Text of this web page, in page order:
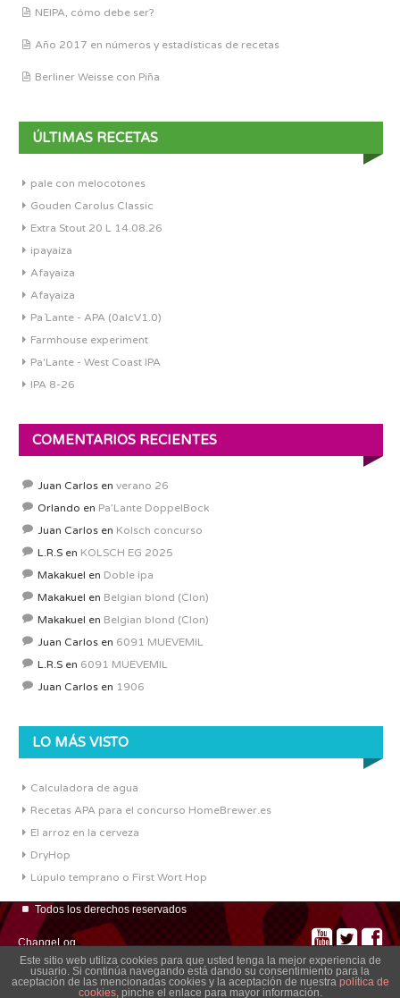
NEIPA, cómo debe ser?
Año 2017 en números y estadísticas de recetas
Berliner Weisse con Piña
ÚLTIMAS RECETAS
pale con melocotones
Gouden Carolus Classic
Extra Stout 20 L 14.08.26
ipayaiza
Afayaiza
Afayaiza
Pa´Lante - APA (0alcV1.0)
Farmhouse experiment
Pa'Lante - West Coast IPA
IPA 8-26
COMENTARIOS RECIENTES
Juan Carlos en verano 26
Orlando en Pa’Lante DoppelBock
Juan Carlos en Kolsch concurso
L.R.S en KOLSCH EG 2025
Makakuel en Doble ipa
Makakuel en Belgian blond (Clon)
Makakuel en Belgian blond (Clon)
Juan Carlos en 6091 MUEVEMIL
L.R.S en 6091 MUEVEMIL
Juan Carlos en 1906
LO MÁS VISTO
Calculadora de agua
Recetas APA para el concurso HomeBrewer.es
El arroz en la cerveza
DryHop
Lúpulo temprano o First Wort Hop
Todos los derechos reservados
ChangeLog
Este sitio web utiliza cookies para que usted tenga la mejor experiencia de
usuario. Si continúa navegando está dando su consentimiento para la
aceptación de las mencionadas cookies y la aceptación de nuestra política de
cookies, pinche el enlace para mayor información.